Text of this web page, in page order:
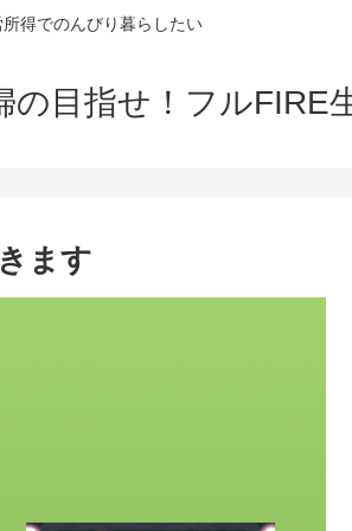
所得でのんびり暮らしたい
の目指せ！フルFIRE
ます